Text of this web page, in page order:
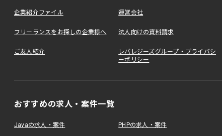
企業紹介ファイル 運営会社
フリーランスをお探しの企業様へ 法人向けの資料請求
ご友人紹介
レバレジーズグループ・プライバシ
ーポリシー
おすすめの求人・案件一覧
Javaの求人・案件 PHPの求人・案件